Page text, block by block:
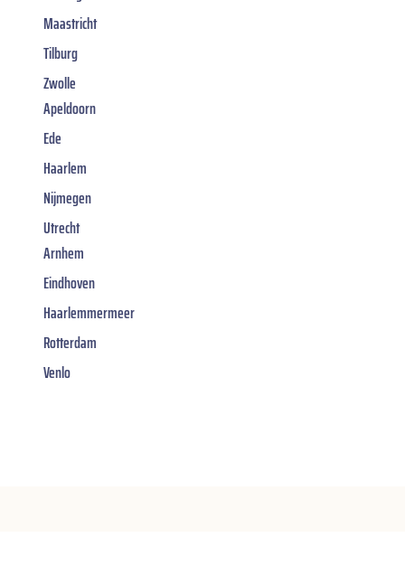
Maastricht
Tilburg
Zwolle
Apeldoorn
Ede
Haarlem
Nijmegen
Utrecht
Arnhem
Eindhoven
Haarlemmermeer
Rotterdam
Venlo